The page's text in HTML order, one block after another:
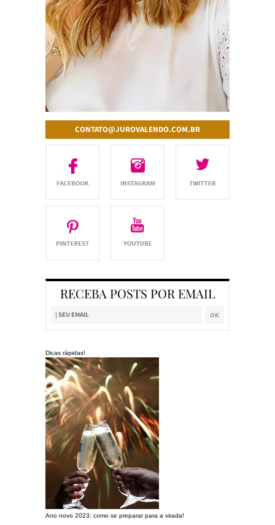
CONTATO@JUROVALENDO.COM.BR
RECEBA POSTS POR EMAIL
Dicas rápidas!
Ano novo 2023: como se preparar para a virada!